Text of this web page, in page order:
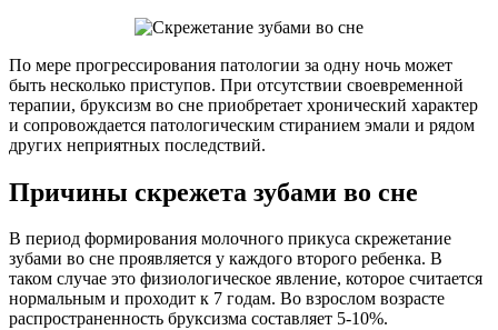
По мере прогрессирования патологии за одну ночь может
быть несколько приступов. При отсутствии своевременной
терапии, бруксизм во сне приобретает хронический характер
и сопровождается патологическим стиранием эмали и рядом
других неприятных последствий.
Причины скрежета зубами во сне
В период формирования молочного прикуса скрежетание
зубами во сне проявляется у каждого второго ребенка. В
таком случае это физиологическое явление, которое считается
нормальным и проходит к 7 годам. Во взрослом возрасте
распространенность бруксизма составляет 5-10%.